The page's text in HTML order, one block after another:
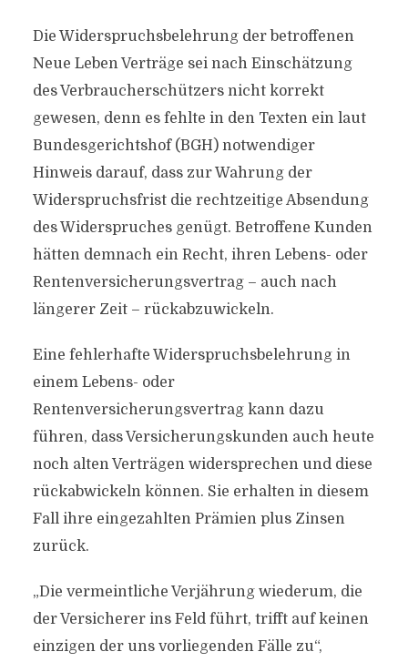
Die Widerspruchsbelehrung der betroffenen
Neue Leben Verträge sei nach Einschätzung
des Verbraucherschützers nicht korrekt
gewesen, denn es fehlte in den Texten ein laut
Bundesgerichtshof (BGH) notwendiger
Hinweis darauf, dass zur Wahrung der
Widerspruchsfrist die rechtzeitige Absendung
des Widerspruches genügt. Betroffene Kunden
hätten demnach ein Recht, ihren Lebens- oder
Rentenversicherungsvertrag – auch nach
längerer Zeit – rückabzuwickeln.
Eine fehlerhafte Widerspruchsbelehrung in
einem Lebens- oder
Rentenversicherungsvertrag kann dazu
führen, dass Versicherungskunden auch heute
noch alten Verträgen widersprechen und diese
rückabwickeln können. Sie erhalten in diesem
Fall ihre eingezahlten Prämien plus Zinsen
zurück.
„Die vermeintliche Verjährung wiederum, die
der Versicherer ins Feld führt, trifft auf keinen
einzigen der uns vorliegenden Fälle zu“,